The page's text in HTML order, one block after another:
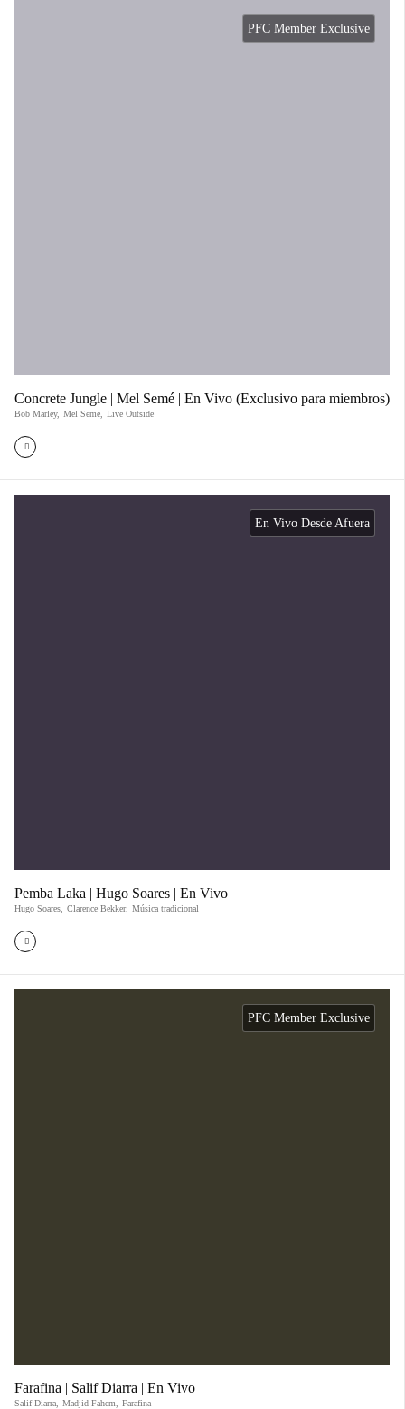
PFC Member Exclusive
Concrete Jungle | Mel Semé | En Vivo (Exclusivo para miembros)
Bob Marley, Mel Seme Live Outside
En Vivo Desde Afuera
Pemba Laka | Hugo Soares | En Vivo
Hugo Soares Clarence Bekker, Música tradicional
PFC Member Exclusive
Farafina | Salif Diarra | En Vivo
Salif Diarra Madjid Fahem Farafina